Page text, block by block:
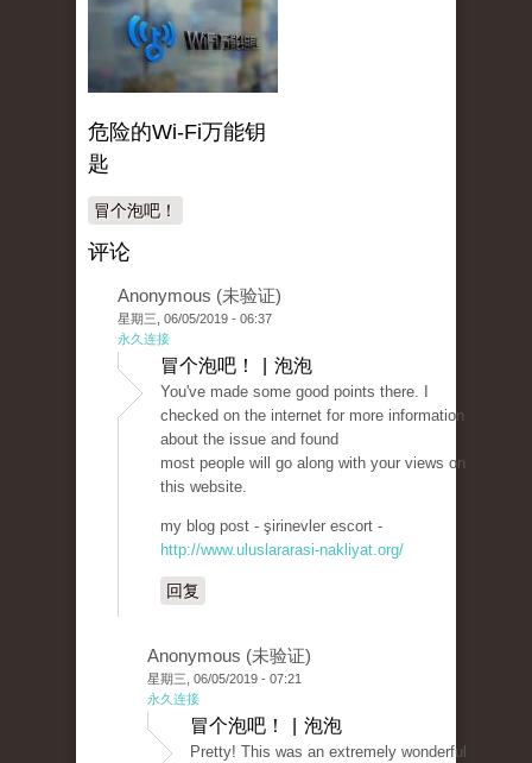
危险的Wi-Fi万能钥
匙
冒个泡吧！
评论
Anonymous (未验证)
星期三, 06/05/2019 - 06:37
永久连接
冒个泡吧！ | 泡泡
You've made some good points there. I
checked on the internet for more information
about the issue and found
most people will go along with your views on
this website.
my blog post - şirinevler escort -
http://www.uluslararasi-nakliyat.org/
回复
Anonymous (未验证)
星期三, 06/05/2019 - 07:21
永久连接
冒个泡吧！ | 泡泡
Pretty! This was an extremely wonderful